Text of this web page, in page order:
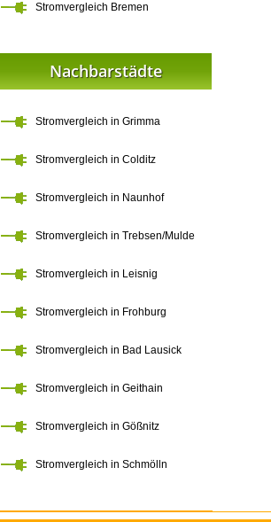
Stromvergleich Bremen
Nachbarstädte
Stromvergleich in Grimma
Stromvergleich in Colditz
Stromvergleich in Naunhof
Stromvergleich in Trebsen/Mulde
Stromvergleich in Leisnig
Stromvergleich in Frohburg
Stromvergleich in Bad Lausick
Stromvergleich in Geithain
Stromvergleich in Gößnitz
Stromvergleich in Schmölln